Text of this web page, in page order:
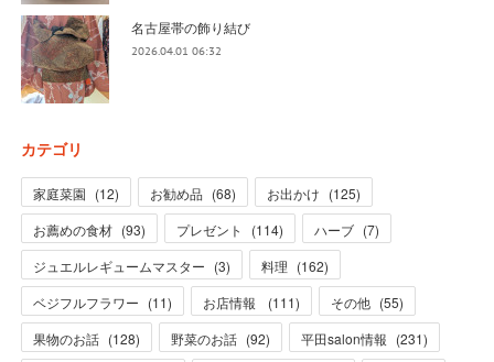
名古屋帯の飾り結び
2026.04.01 06:32
カテゴリ
家庭菜園 (12) お勧め品 (68) お出かけ (125)
お薦めの食材 (93) プレゼント (114) ハーブ (7)
ジュエルレギュームマスター (3) 料理 (162)
ベジフルフラワー (11) お店情報 (111) その他 (55)
果物のお話 (128) 野菜のお話 (92) 平田salon情報 (231)